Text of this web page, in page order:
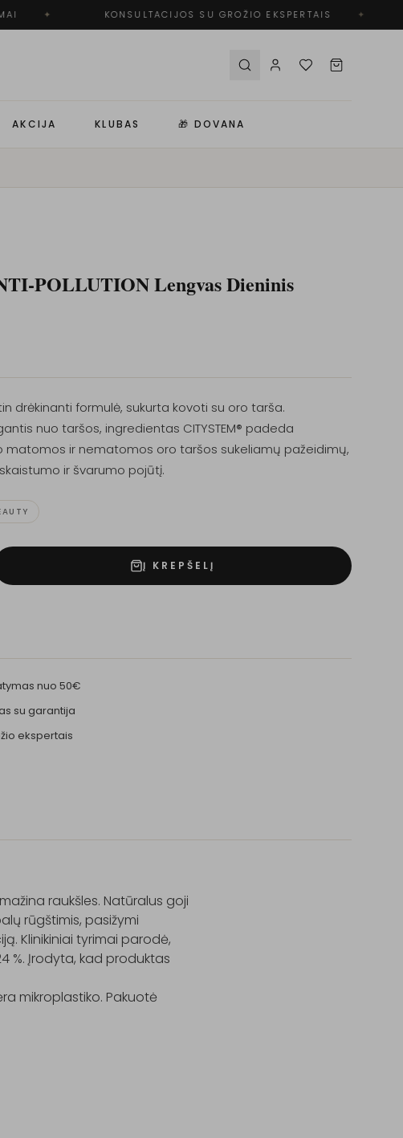
KONSULTACIJOS SU GROŽIO EKSPERTAIS
AKCIJA KLUBAS 🎁 DOVANA
POLLUTION Lengvas Dieninis
drėkinanti formulė, sukurta kovoti su oro tarša.
nuo taršos, ingredientas CITYSTEM® padeda
matomos ir nematomos oro taršos sukeliamų pažeidimų,
ir švarumo pojūtį.
Į KREPŠELĮ
nuo 50€
su garantija
ekspertais
raukšles. Natūralus goji
rūgštimis, pasižymi
Klinikiniai tyrimai parodė,
%. Įrodyta, kad produktas
mikroplastiko. Pakuotė